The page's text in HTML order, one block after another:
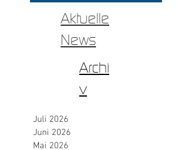
Aktuelle
News
Archi
v
Juli 2026
Juni 2026
Mai 2026